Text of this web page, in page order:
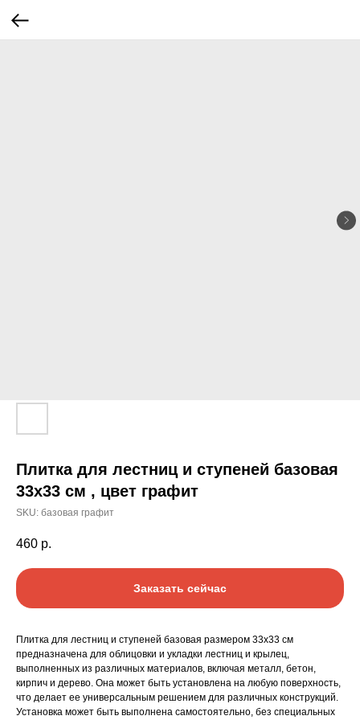
Плитка для лестниц и ступеней базовая
33х33 см , цвет графит
SKU: базовая графит
460 р.
Заказать сейчас
Плитка для лестниц и ступеней базовая размером 33х33 см
предназначена для облицовки и укладки лестниц и крылец,
выполненных из различных материалов, включая металл, бетон,
кирпич и дерево. Она может быть установлена на любую поверхность,
что делает ее универсальным решением для различных конструкций.
Установка может быть выполнена самостоятельно, без специальных